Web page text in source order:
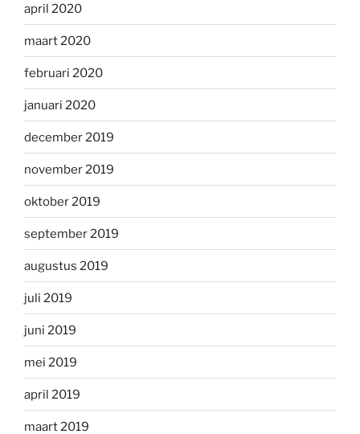
april 2020
maart 2020
februari 2020
januari 2020
december 2019
november 2019
oktober 2019
september 2019
augustus 2019
juli 2019
juni 2019
mei 2019
april 2019
maart 2019